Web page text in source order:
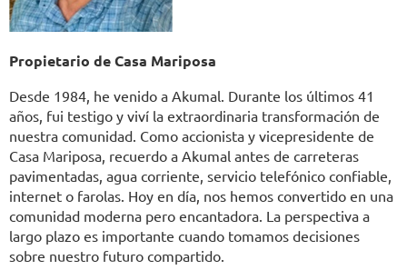
Propietario de Casa Mariposa
Desde 1984, he venido a Akumal. Durante los últimos 41
años, fui testigo y viví la extraordinaria transformación de
nuestra comunidad. Como accionista y vicepresidente de
Casa Mariposa, recuerdo a Akumal antes de carreteras
pavimentadas, agua corriente, servicio telefónico confiable,
internet o farolas. Hoy en día, nos hemos convertido en una
comunidad moderna pero encantadora. La perspectiva a
largo plazo es importante cuando tomamos decisiones
sobre nuestro futuro compartido.